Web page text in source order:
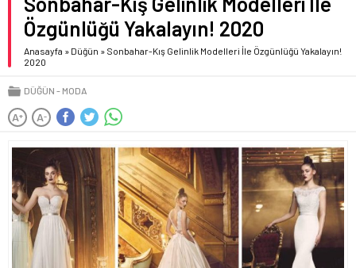
Özgünlüğü Yakalayın! 2020
Anasayfa » Düğün » Sonbahar-Kış Gelinlik Modelleri İle Özgünlüğü Yakalayın!
2020
DÜĞÜN MODA
A+ A-